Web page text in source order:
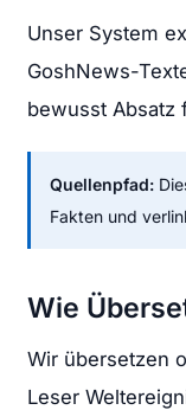
Unser System
GoshNews-
bewusst Absatz
Quellenpfad:
Fakten und
Wie
Wir übersetzen
Leser